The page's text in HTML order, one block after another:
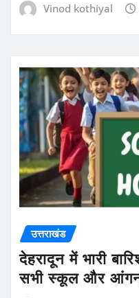
Vinod kothiyal
उत्तराखंड
देहरादून में भारी
सभी स्कूल और